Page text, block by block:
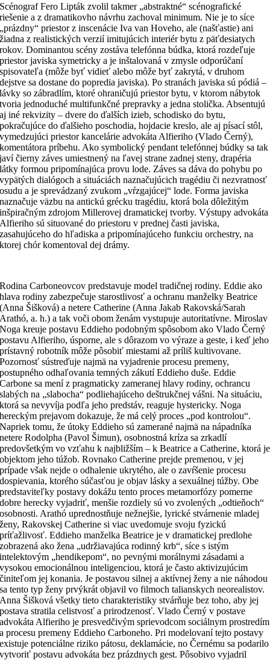
Scénograf Fero Lipták zvolil takmer „abstraktné“ scénografické
riešenie a z dramatikovho návrhu zachoval minimum. Nie je to síce
„prázdny“ priestor z inscenácie Iva van Hoveho, ale (našťastie) ani
žiadna z realistických verzií imitujúcich interiér bytu z päťdesiatych
rokov. Dominantou scény zostáva telefónna búdka, ktorá rozdeľuje
priestor javiska symetricky a je inštalovaná v zmysle odporúčaní
spisovateľa (môže byť vidieť alebo môže byť zakrytá, v druhom
dejstve sa dostane do popredia javiska). Po stranách javiska sú pódiá –
lávky so zábradlím, ktoré ohraničujú priestor bytu, v ktorom nábytok
tvoria jednoduché multifunkčné prepravky a jedna stolička. Absentujú
aj iné rekvizity – dvere do ďalších izieb, schodisko do bytu,
pokračujúce do ďalšieho poschodia, hojdacie kreslo, ale aj písací stôl,
vymedzujúci priestor kancelárie advokáta Alfieriho (Vlado Černý),
komentátora príbehu. Ako symbolický pendant telefónnej búdky sa tak
javí čierny záves umiestnený na ľavej strane zadnej steny, drapéria
látky formou pripomínajúca provu lode. Záves sa dáva do pohybu po
vypätých dialógoch a situáciách naznačujúcich tragédiu či nezvratnosť
osudu a je sprevádzaný zvukom „vŕzgajúcej“ lode. Forma javiska
naznačuje väzbu na antickú grécku tragédiu, ktorá bola dôležitým
inšpiračným zdrojom Millerovej dramatickej tvorby. Výstupy advokáta
Alfieriho sú situované do priestoru v prednej časti javiska,
zasahujúceho do hľadiska a pripomínajúceho funkciu orchestry, na
ktorej chór komentoval dej drámy.
Rodina Carboneovcov predstavuje model tradičnej rodiny. Eddie ako
hlava rodiny zabezpečuje starostlivosť a ochranu manželky Beatrice
(Anna Šišková) a netere Catherine (Anna Jakab Rakovská/Sarah
Arathó, a. h.) a tak voči obom ženám vystupuje autoritatívne. Miroslav
Noga kreuje postavu Eddieho podobným spôsobom ako Vlado Černý
postavu Alfieriho, úsporne, ale s dôrazom vo výraze a geste, i keď jeho
prístavný robotník môže pôsobiť miestami až príliš kultivovane.
Pozornosť sústreďuje najmä na vyjadrenie procesu premeny,
postupného odhaľovania temných zákutí Eddieho duše. Eddie
Carbone sa mení z pragmaticky zameranej hlavy rodiny, ochrancu
slabých na „slabocha“ podliehajúceho deštrukčnej vášni. Na situáciu,
ktorá sa nevyvíja podľa jeho predstáv, reaguje hystericky. Noga
hereckým prejavom dokazuje, že má celý proces „pod kontrolou“.
Napriek tomu, že útoky Eddieho sú zamerané najmä na nápadníka
netere Rodolpha (Pavol Šimun), osobnostná kríza sa zrkadlí
predovšetkým vo vzťahu k najbližším – k Beatrice a Catherine, ktorá je
objektom jeho túžob. Rovnako Catherine prejde premenou, v jej
prípade však nejde o odhalenie ukrytého, ale o zavŕšenie procesu
dospievania, ktorého súčasťou je objav lásky a sexuálnej túžby. Obe
predstaviteľky postavy dokážu tento proces metamorfózy pomerne
dobre herecky vyjadriť, menšie rozdiely sú vo zvolených „odtieňoch“
osobnosti. Arathó uprednostňuje nežnejšie, lyrické stvárnenie mladej
ženy, Rakovskej Catherine si viac uvedomuje svoju fyzickú
príťažlivosť. Eddieho manželka Beatrice je v dramatickej predlohe
zobrazená ako žena „udržiavajúca rodinný krb“, síce s istým
intelektovým „hendikepom“, no pevnými morálnymi zásadami a
vysokou emocionálnou inteligenciou, ktorá je často aktivizujúcim
činiteľom jej konania. Je postavou silnej a aktívnej ženy a nie náhodou
sa tento typ ženy prvýkrát objavil vo filmoch talianskych neorealistov.
Anna Šišková všetky tieto charakteristiky stvárňuje bez toho, aby jej
postava stratila celistvosť a prirodzenosť. Vlado Černý v postave
advokáta Alfieriho je presvedčivým sprievodcom sociálnym prostredím
a procesu premeny Eddieho Carboneho. Pri modelovaní tejto postavy
existuje potenciálne riziko pátosu, deklamácie, no Černému sa podarilo
vytvoriť postavu advokáta bez prázdnych gest. Pôsobivo vyjadril